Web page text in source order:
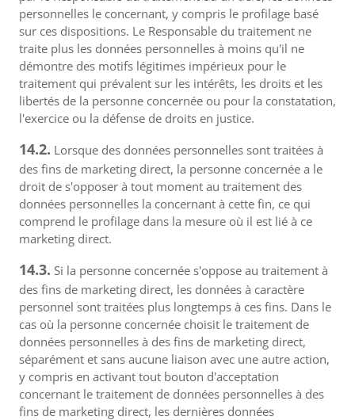
personnelles le concernant, y compris le profilage basé
sur ces dispositions. Le Responsable du traitement ne
traite plus les données personnelles à moins qu'il ne
démontre des motifs légitimes impérieux pour le
traitement qui prévalent sur les intérêts, les droits et les
libertés de la personne concernée ou pour la constatation,
l'exercice ou la défense de droits en justice.
14.2. Lorsque des données personnelles sont traitées à
des fins de marketing direct, la personne concernée a le
droit de s'opposer à tout moment au traitement des
données personnelles la concernant à cette fin, ce qui
comprend le profilage dans la mesure où il est lié à ce
marketing direct.
14.3. Si la personne concernée s'oppose au traitement à
des fins de marketing direct, les données à caractère
personnel sont traitées plus longtemps à ces fins. Dans le
cas où la personne concernée choisit le traitement de
données personnelles à des fins de marketing direct,
séparément et sans aucune liaison avec une autre action,
y compris en activant tout bouton d'acceptation
concernant le traitement de données personnelles à des
fins de marketing direct, les dernières données